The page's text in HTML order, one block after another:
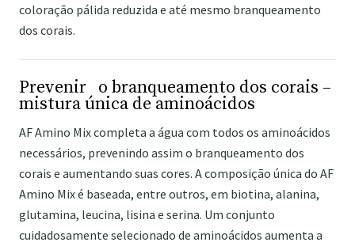
coloração pálida reduzida e até mesmo branqueamento
dos corais.
Prevenir o branqueamento dos corais –
mistura única de aminoácidos
AF Amino Mix completa a água com todos os aminoácidos
necessários, prevenindo assim o branqueamento dos
corais e aumentando suas cores. A composição única do AF
Amino Mix é baseada, entre outros, em biotina, alanina,
glutamina, leucina, lisina e serina. Um conjunto
cuidadosamente selecionado de aminoácidos aumenta a